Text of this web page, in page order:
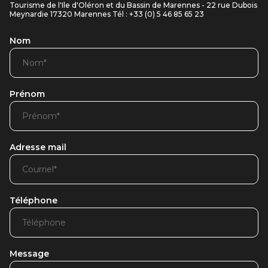
Tourisme de l'Ile d'Oléron et du Bassin de Marennes - 22 rue Dubois
Meynardie 17320 Marennes Tél : +33 (0) 5 46 85 65 23
Nom
Prénom
Adresse mail
Téléphone
Message